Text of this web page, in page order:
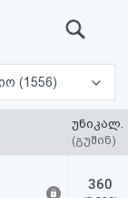
ახალი ამბები, მედია, ტელევიზია, რადიო (1556)
უნიკალ.
(გუშინ)
360